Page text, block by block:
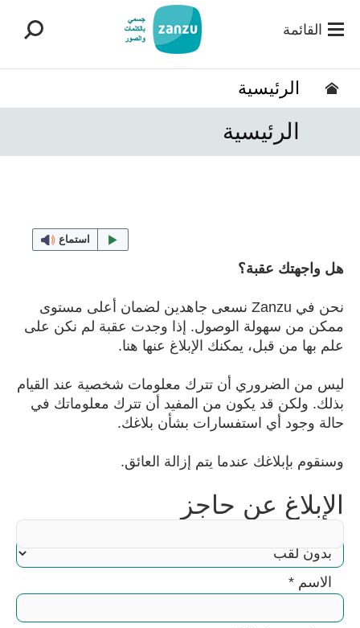
القائمة
الرئيسية
الرئيسية
استماع
هل واجهتك عقبة؟
نحن في Zanzu نسعى جاهدين لضمان أعلى مستوى
ممكن من سهولة الوصول. إذا وجدت عقبة لم نكن على
علم بها من قبل، يمكنك الإبلاغ عنها هنا.
ليس من الضروري أن تترك معلومات شخصية عند القيام
بذلك. ولكن قد يكون من المفيد أن تترك معلوماتك في
حالة وجود أي استفسارات بشأن بلاغك.
وسنقوم بإبلاغك عندما يتم إزالة العائق.
الإبلاغ عن حاجز
الاسم *